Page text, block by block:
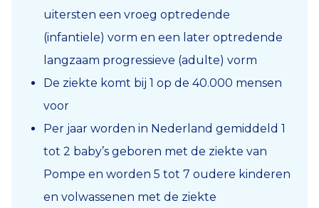
uitersten een vroeg optredende
(infantiele) vorm en een later optredende
langzaam progressieve (adulte) vorm
De ziekte komt bij 1 op de 40.000 mensen
voor
Per jaar worden in Nederland gemiddeld 1
tot 2 baby’s geboren met de ziekte van
Pompe en worden 5 tot 7 oudere kinderen
en volwassenen met de ziekte